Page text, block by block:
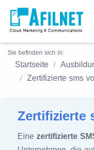
Sie befinden sich in:
Startseite
Zertifizierte sms
Zertifizierte
Eine zertifizierte